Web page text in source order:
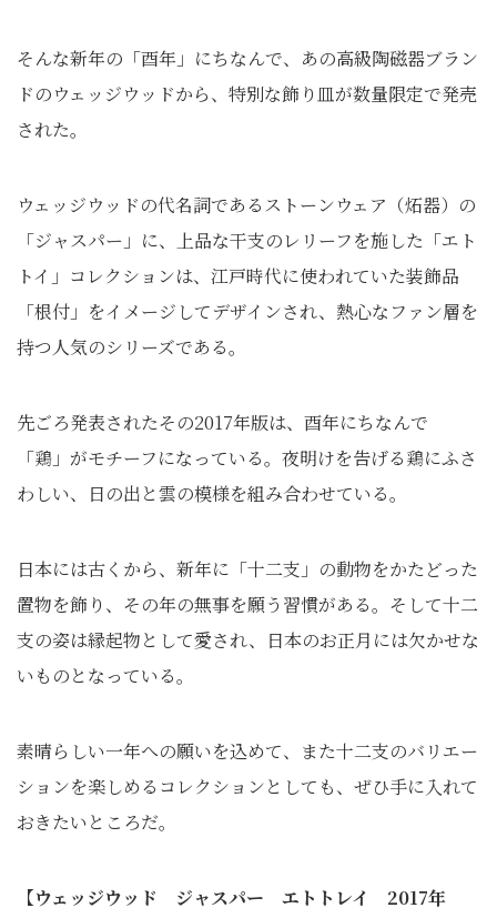
そんな新年の「酉年」にちなんで、あの高級陶磁器ブラン
ドのウェッジウッドから、特別な飾り皿が数量限定で発売
された。
ウェッジウッドの代名詞であるストーンウェア（炻器）の
「ジャスパー」に、上品な干支のレリーフを施した「エト
トイ」コレクションは、江戸時代に使われていた装飾品
「根付」をイメージしてデザインされ、熱心なファン層を
持つ人気のシリーズである。
先ごろ発表されたその2017年版は、酉年にちなんで
「鶏」がモチーフになっている。夜明けを告げる鶏にふさ
わしい、日の出と雲の模様を組み合わせている。
日本には古くから、新年に「十二支」の動物をかたどった
置物を飾り、その年の無事を願う習慣がある。そして十二
支の姿は縁起物として愛され、日本のお正月には欠かせな
いものとなっている。
素晴らしい一年への願いを込めて、また十二支のバリエー
ションを楽しめるコレクションとしても、ぜひ手に入れて
おきたいところだ。
【ウェッジウッド ジャスパー エトトレイ 2017年